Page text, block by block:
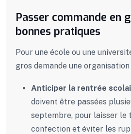
Passer commande en
bonnes pratiques
Pour une école ou une
gros demande une
Anticiper la rentrée
doivent être passées
septembre, pour laisser le
confection et éviter les